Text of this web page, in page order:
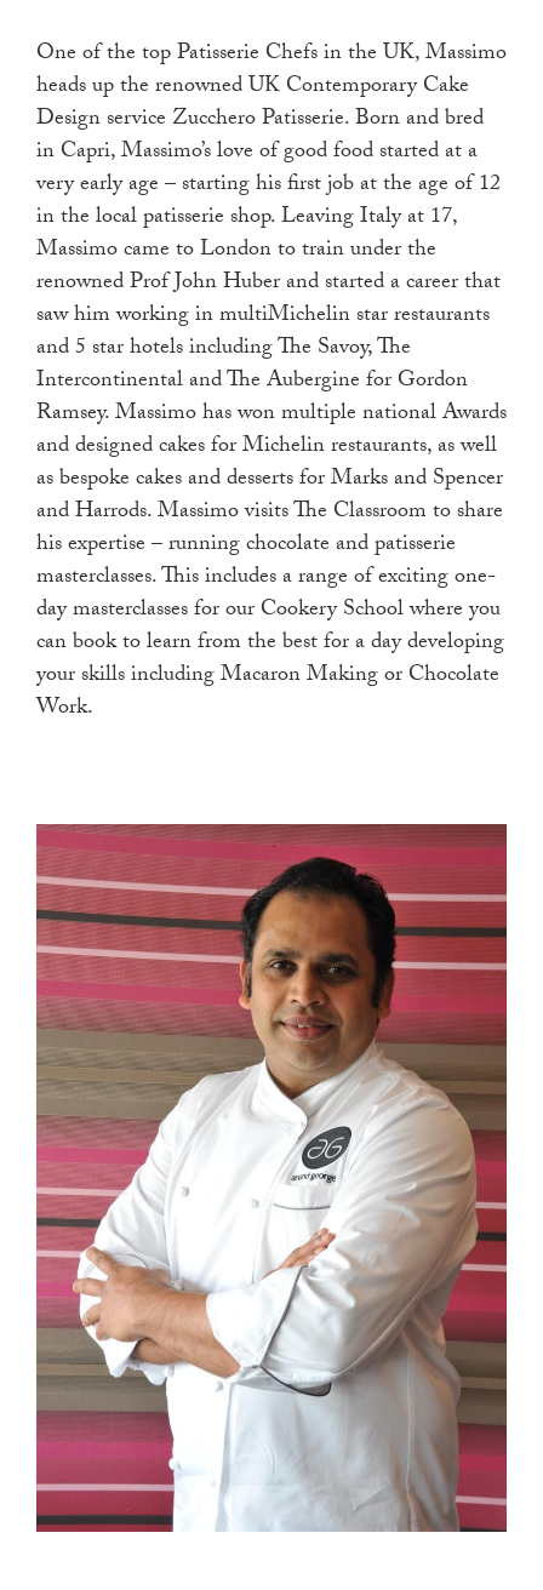
One of the top Patisserie Chefs in the UK, Massimo
heads up the renowned UK Contemporary Cake
Design service Zucchero Patisserie. Born and bred
in Capri, Massimo’s love of good food started at a
very early age – starting his first job at the age of 12
in the local patisserie shop. Leaving Italy at 17,
Massimo came to London to train under the
renowned Prof John Huber and started a career that
saw him working in multiMichelin star restaurants
and 5 star hotels including The Savoy, The
Intercontinental and The Aubergine for Gordon
Ramsey. Massimo has won multiple national Awards
and designed cakes for Michelin restaurants, as well
as bespoke cakes and desserts for Marks and Spencer
and Harrods. Massimo visits The Classroom to share
his expertise – running chocolate and patisserie
masterclasses. This includes a range of exciting one-
day masterclasses for our Cookery School where you
can book to learn from the best for a day developing
your skills including Macaron Making or Chocolate
Work.